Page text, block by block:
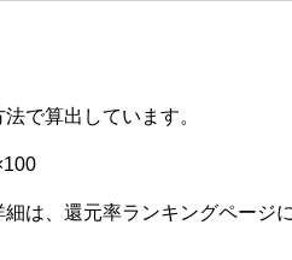
で算出しています。
は、還元率ランキングページ